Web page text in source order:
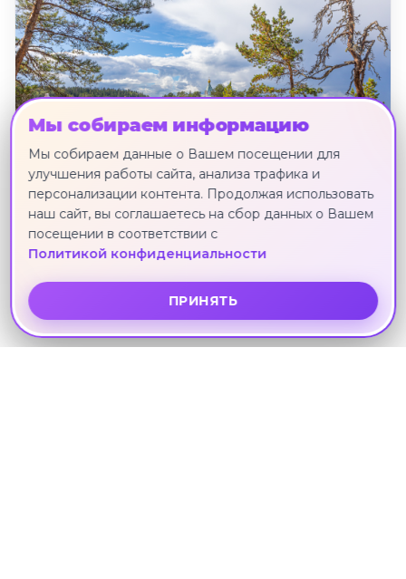
"Карелия - полное погружение", тур на
6 дней, начинается в Сортавала,
заканчивается в Петрозаводске
Сортавала · 26 июня · 5 ноч.
Мы собираем информацию
Мы собираем данные о Вашем посещении для
улучшения работы сайта, анализа трафика и
персонализации контента. Продолжая использовать
наш сайт, вы соглашаетесь на сбор данных о Вашем
посещении в соответствии с
Политикой конфиденциальности
ПРИНЯТЬ